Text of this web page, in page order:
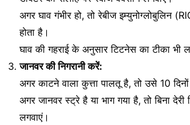
अगर घाव गंभीर हो, तो रेबीज इम्युनोग्लोबुलिन
होता है।
घाव की गहराई के अनुसार टिटनेस का टीका भी
जानवर की निगरानी करें:
अगर काटने वाला कुत्ता पालतू है, तो उसे 10
अगर जानवर स्ट्रे है या भाग गया है, तो बिना
लगवाएं।